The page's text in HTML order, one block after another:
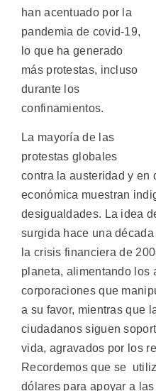
han acentuado por la
pandemia de covid-19,
lo que ha generado
más protestas, incluso
durante los
confinamientos.
La mayoría de las
protestas globales
contra la austeridad y en
económica muestran
desigualdades. La idea
surgida hace una
la crisis financiera de
planeta, alimentando los
corporaciones que
a su favor, mientras que
ciudadanos siguen
vida, agravados por los
Recordemos que se
dólares para apoyar a